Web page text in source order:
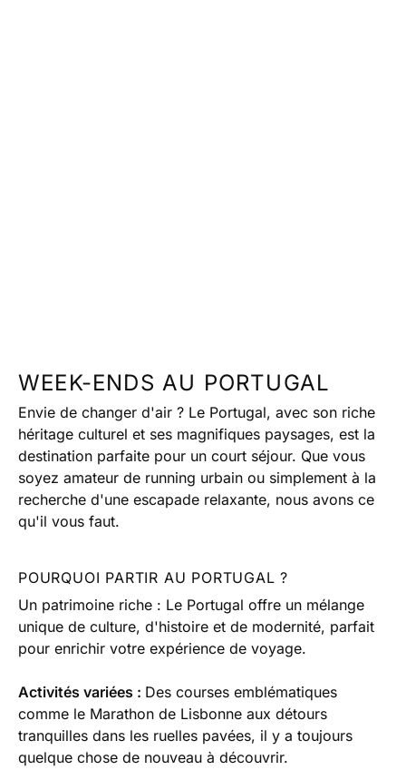
WEEK-ENDS AU PORTUGAL
Envie de changer d'air ? Le Portugal, avec son riche
héritage culturel et ses magnifiques paysages, est la
destination parfaite pour un court séjour. Que vous
soyez amateur de running urbain ou simplement à la
recherche d'une escapade relaxante, nous avons ce
qu'il vous faut.
POURQUOI PARTIR AU PORTUGAL ?
Un patrimoine riche : Le Portugal offre un mélange
unique de culture, d'histoire et de modernité, parfait
pour enrichir votre expérience de voyage.
Activités variées : Des courses emblématiques
comme le Marathon de Lisbonne aux détours
tranquilles dans les ruelles pavées, il y a toujours
quelque chose de nouveau à découvrir.